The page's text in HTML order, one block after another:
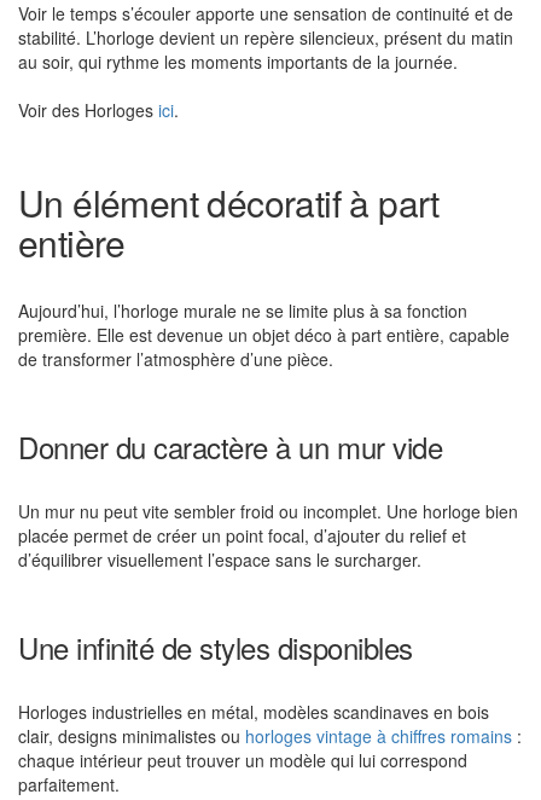
Voir le temps s’écouler apporte une sensation de continuité et de
stabilité. L’horloge devient un repère silencieux, présent du matin
au soir, qui rythme les moments importants de la journée.
Voir des Horloges ici.
Un élément décoratif à part
entière
Aujourd’hui, l’horloge murale ne se limite plus à sa fonction
première. Elle est devenue un objet déco à part entière, capable
de transformer l’atmosphère d’une pièce.
Donner du caractère à un mur vide
Un mur nu peut vite sembler froid ou incomplet. Une horloge bien
placée permet de créer un point focal, d’ajouter du relief et
d’équilibrer visuellement l’espace sans le surcharger.
Une infinité de styles disponibles
Horloges industrielles en métal, modèles scandinaves en bois
clair, designs minimalistes ou horloges vintage à chiffres romains :
chaque intérieur peut trouver un modèle qui lui correspond
parfaitement.